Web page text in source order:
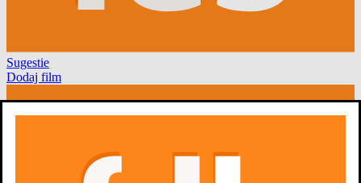
Sugestie
Dodaj film